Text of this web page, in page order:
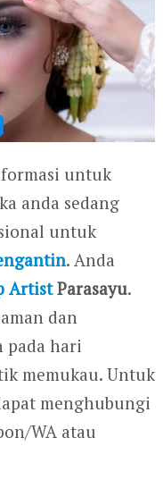
untuk
anda sedang
untuk
. Anda
ArtistParasayu.
dan
pada hari
memukau. Untuk
menghubungi
WA atau